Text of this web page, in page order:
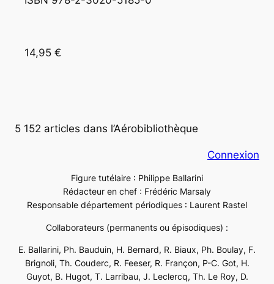
14,95 €
5 152 articles dans l’Aérobibliothèque
Connexion
Figure tutélaire : Philippe Ballarini
Rédacteur en chef : Frédéric Marsaly
Responsable département périodiques : Laurent Rastel
Collaborateurs (permanents ou épisodiques) :
E. Ballarini, Ph. Bauduin, H. Bernard, R. Biaux, Ph. Boulay, F.
Brignoli, Th. Couderc, R. Feeser, R. Françon, P-C. Got, H.
Guyot, B. Hugot, T. Larribau, J. Leclercq, Th. Le Roy, D.